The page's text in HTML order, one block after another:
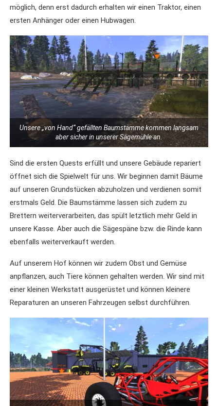
möglich, denn erst dadurch erhalten wir einen Traktor, einen
ersten Anhänger oder einen Hubwagen.
Unsere „von Hand“ gefällten Baumstämme kommen langsam
aber sicher in unserer Sägemühle an.
Sind die ersten Quests erfüllt und unsere Gebäude repariert
öffnet sich die Spielwelt für uns. Wir beginnen damit Bäume
auf unseren Grundstücken abzuholzen und verdienen somit
erstmals Geld. Die Baumstämme lassen sich zudem zu
Brettern weiterverarbeiten, das spült letztlich mehr Geld in
unsere Kasse. Aber auch die Sägespäne bzw. die Rinde kann
ebenfalls weiterverkauft werden.
Auf unserem Hof können wir zudem Obst und Gemüse
anpflanzen, auch Tiere können gehalten werden. Wir sind mit
einer kleinen Werkstatt ausgerüstet und können kleinere
Reparaturen an unseren Fahrzeugen selbst durchführen.